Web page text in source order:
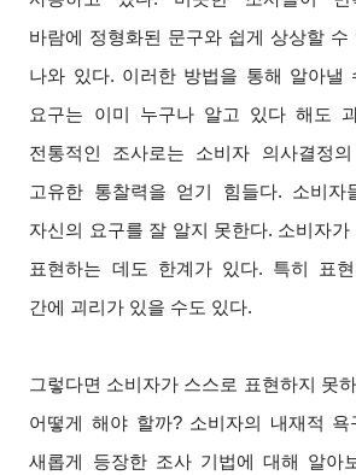
바람에 정형화된 문구와 쉽게 상상할 수
나와 있다. 이러한 방법을 통해 알아낼
요구는 이미 누구나 알고 있다 해도
전통적인 조사로는 소비자 의사결정
고유한 통찰력을 얻기 힘들다. 소비자
자신의 요구를 잘 알지 못한다. 소비자
표현하는 데도 한계가 있다. 특히 표
간에 괴리가 있을 수도 있다.
그렇다면 소비자가 스스로 표현하지 못
어떻게 해야 할까? 소비자의 내재적 욕
새롭게 등장한 조사 기법에 대해 알아